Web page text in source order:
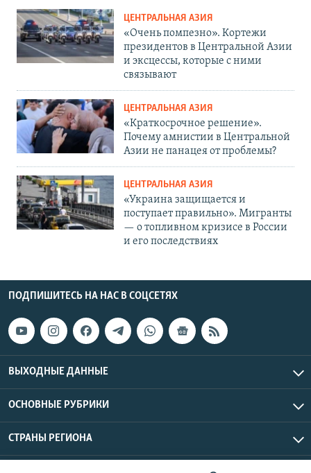
ЦЕНТРАЛЬНАЯ АЗИЯ
«Очень помпезно». Кортежи
президентов в Центральной Азии
и эксцессы, которые с ними
связывают
ЦЕНТРАЛЬНАЯ АЗИЯ
«Краткосрочное решение».
Почему амнистии в Центральной
Азии не панацея от проблемы?
ЦЕНТРАЛЬНАЯ АЗИЯ
«Украина защищается и
поступает правильно». Мигранты
— о топливном кризисе в России
и его последствиях
ПОДПИШИТЕСЬ НА НАС В СОЦСЕТЯХ
ВЫХОДНЫЕ ДАННЫЕ
ОСНОВНЫЕ РУБРИКИ
СТРАНЫ РЕГИОНА